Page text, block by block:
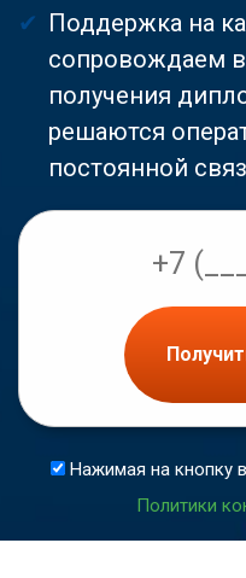
Поддержка на
сопровождаем
получения
решаются
постоянной
Нажимая на кнопку
Политики